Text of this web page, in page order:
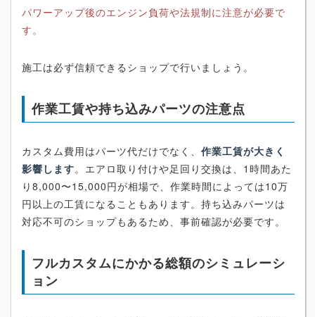
パワーアップ後のエンジン負荷や法規制に注意が必要で
す。
施工は必ず信頼できるショップで行いましょう。
作業工賃や持ち込みパーツの注意点
カスタム費用はパーツ代だけでなく、 作業工賃が大きく
影響します。エアロ取り付けや足回り交換は、1時間あた
り8,000〜15,000円が相場で、作業時間によっては10万
円以上の工賃になることもあります。持ち込みパーツは
対応不可のショップもあるため、事前確認が必要です。
フルカスタムにかかる総額のシミュレーシ
ョン